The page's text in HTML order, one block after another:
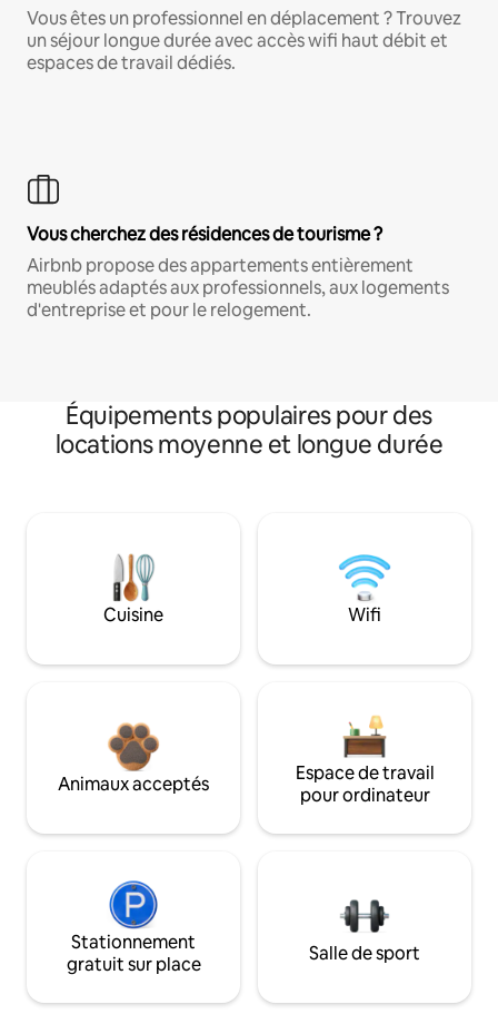
Vous êtes un professionnel en déplacement ? Trouvez
un séjour longue durée avec accès wifi haut débit et
espaces de travail dédiés.
Vous cherchez des résidences de tourisme ?
Airbnb propose des appartements entièrement
meublés adaptés aux professionnels, aux logements
d'entreprise et pour le relogement.
Équipements populaires pour des
locations moyenne et longue durée
Cuisine Wifi
Animaux acceptés
Espace de travail
pour ordinateur
Stationnement
gratuit sur place
Salle de sport